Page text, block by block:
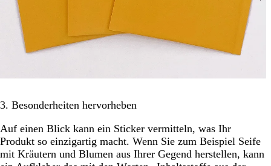
3. Besonderheiten hervorheben
Auf einen Blick kann ein Sticker vermitteln, was Ihr
Produkt so einzigartig macht. Wenn Sie zum Beispiel Seife
mit Kräutern und Blumen aus Ihrer Gegend herstellen, kann